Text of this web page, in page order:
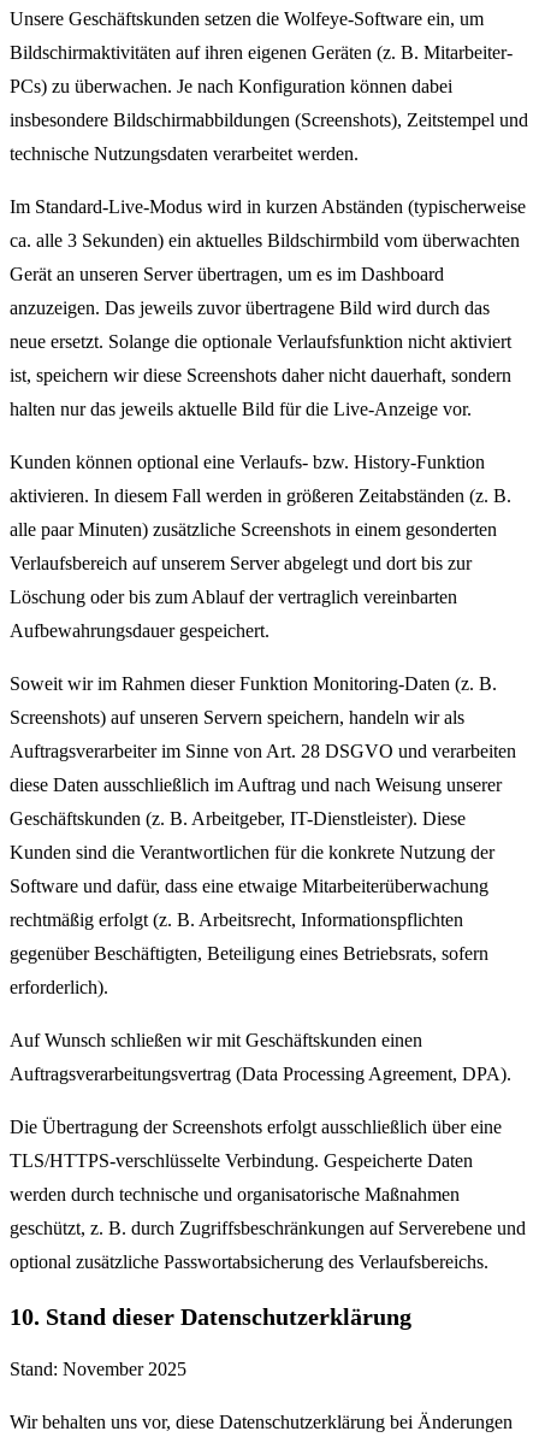
Unsere Geschäftskunden setzen die Wolfeye-Software ein, um
Bildschirmaktivitäten auf ihren eigenen Geräten (z. B. Mitarbeiter-
PCs) zu überwachen. Je nach Konfiguration können dabei
insbesondere Bildschirmabbildungen (Screenshots), Zeitstempel und
technische Nutzungsdaten verarbeitet werden.
Im Standard-Live-Modus wird in kurzen Abständen (typischerweise
ca. alle 3 Sekunden) ein aktuelles Bildschirmbild vom überwachten
Gerät an unseren Server übertragen, um es im Dashboard
anzuzeigen. Das jeweils zuvor übertragene Bild wird durch das
neue ersetzt. Solange die optionale Verlaufsfunktion nicht aktiviert
ist, speichern wir diese Screenshots daher nicht dauerhaft, sondern
halten nur das jeweils aktuelle Bild für die Live-Anzeige vor.
Kunden können optional eine Verlaufs- bzw. History-Funktion
aktivieren. In diesem Fall werden in größeren Zeitabständen (z. B.
alle paar Minuten) zusätzliche Screenshots in einem gesonderten
Verlaufsbereich auf unserem Server abgelegt und dort bis zur
Löschung oder bis zum Ablauf der vertraglich vereinbarten
Aufbewahrungsdauer gespeichert.
Soweit wir im Rahmen dieser Funktion Monitoring-Daten (z. B.
Screenshots) auf unseren Servern speichern, handeln wir als
Auftragsverarbeiter im Sinne von Art. 28 DSGVO und verarbeiten
diese Daten ausschließlich im Auftrag und nach Weisung unserer
Geschäftskunden (z. B. Arbeitgeber, IT-Dienstleister). Diese
Kunden sind die Verantwortlichen für die konkrete Nutzung der
Software und dafür, dass eine etwaige Mitarbeiterüberwachung
rechtmäßig erfolgt (z. B. Arbeitsrecht, Informationspflichten
gegenüber Beschäftigten, Beteiligung eines Betriebsrats, sofern
erforderlich).
Auf Wunsch schließen wir mit Geschäftskunden einen
Auftragsverarbeitungsvertrag (Data Processing Agreement, DPA).
Die Übertragung der Screenshots erfolgt ausschließlich über eine
TLS/HTTPS-verschlüsselte Verbindung. Gespeicherte Daten
werden durch technische und organisatorische Maßnahmen
geschützt, z. B. durch Zugriffsbeschränkungen auf Serverebene und
optional zusätzliche Passwortabsicherung des Verlaufsbereichs.
10. Stand dieser Datenschutzerklärung
Stand: November 2025
Wir behalten uns vor, diese Datenschutzerklärung bei Änderungen